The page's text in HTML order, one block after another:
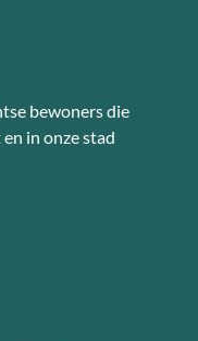
bewoners die
in onze stad